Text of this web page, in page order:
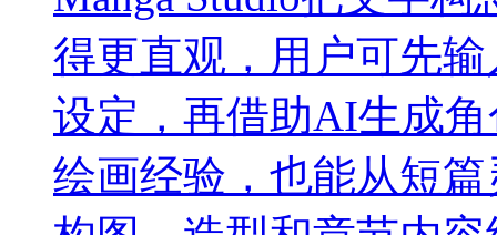
得更直观，用户可先
设定，再借助AI生成
绘画经验，也能从短